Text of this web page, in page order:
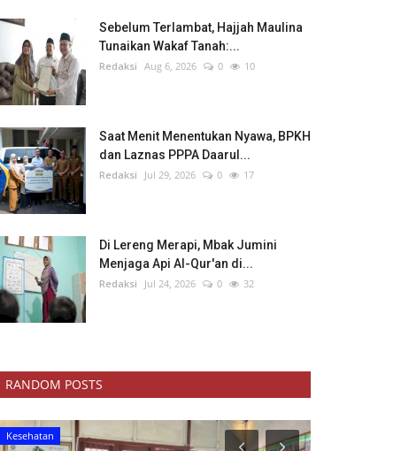
Sebelum Terlambat, Hajjah Maulina
Tunaikan Wakaf Tanah:...
Redaksi Aug 6, 2026 0 10
Saat Menit Menentukan Nyawa, BPKH
dan Laznas PPPA Daarul...
Redaksi Jul 29, 2026 0 17
Di Lereng Merapi, Mbak Jumini
Menjaga Api Al-Qur'an di...
Redaksi Jul 24, 2026 0 32
RANDOM POSTS
Kesehatan